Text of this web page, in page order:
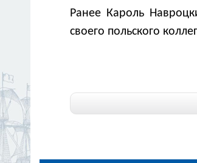
Ранее Кароль
своего польского